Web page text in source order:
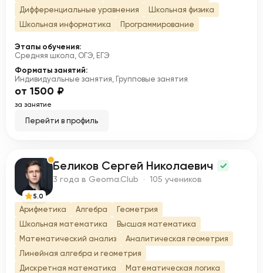
Дифференциальные уравнения
Школьная физика
Школьная информатика
Программирование
Этапы обучения:
Средняя школа, ОГЭ, ЕГЭ
Форматы занятий:
Индивидуальные занятия, Групповые занятия
от 1500 ₽
за занятие
Перейти в профиль
Б
5.0
Беликов Сергей Николаевич
3 года в Geoma.Club · 105 учеников
Арифметика Алгебра
Геометрия
Школьная математика
Высшая математика
Математический анализ
Аналитическая геометрия
Линейная алгебра и геометрия
Дискретная математика
Математическая логика